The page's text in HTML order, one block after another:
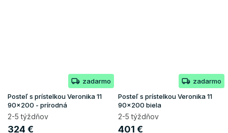
zadarmo
Posteľ s prístelkou Veronika 11
90x200 - prírodná
2-5 týždňov
324 €
zadarmo
Posteľ s prístelkou Veronika 11
90x200 biela
2-5 týždňov
401 €